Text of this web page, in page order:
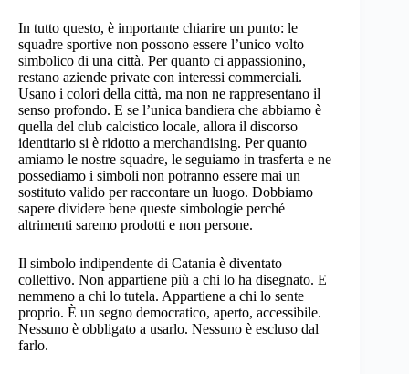
In tutto questo, è importante chiarire un punto: le
squadre sportive non possono essere l’unico volto
simbolico di una città. Per quanto ci appassionino,
restano aziende private con interessi commerciali.
Usano i colori della città, ma non ne rappresentano il
senso profondo. E se l’unica bandiera che abbiamo è
quella del club calcistico locale, allora il discorso
identitario si è ridotto a merchandising. Per quanto
amiamo le nostre squadre, le seguiamo in trasferta e ne
possediamo i simboli non potranno essere mai un
sostituto valido per raccontare un luogo. Dobbiamo
sapere dividere bene queste simbologie perché
altrimenti saremo prodotti e non persone.
Il simbolo indipendente di Catania è diventato
collettivo. Non appartiene più a chi lo ha disegnato. E
nemmeno a chi lo tutela. Appartiene a chi lo sente
proprio. È un segno democratico, aperto, accessibile.
Nessuno è obbligato a usarlo. Nessuno è escluso dal
farlo.